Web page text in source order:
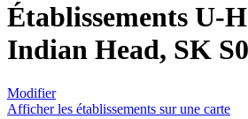
Établissements U-
Indian Head, SK
Modifier
Afficher les établissements sur une carte